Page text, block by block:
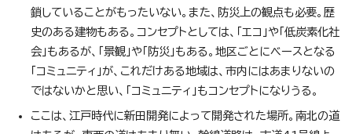
鎖していることがもったいない。また、防災上の観点も必要。歴
史のある建物もある。コンセプトとしては、「エコ」や「低炭素化社
会」もあるが、「景観」や「防災」もある。地区ごとにベースとなる
「コミュニティ」が、これだけある地域は、市内にはあまりないの
ではないかと思い、「コミュニティ」もコンセプトになりうる。
ここは、江戸時代に新田開発によって開発された場所。南北の道